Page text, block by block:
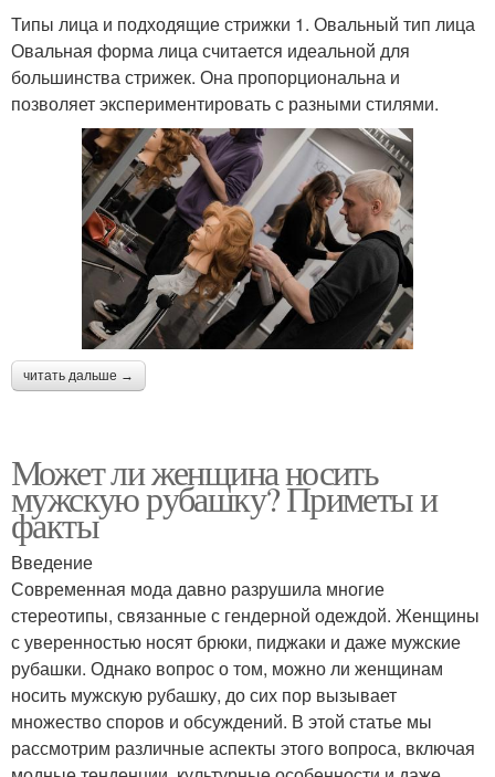
Типы лица и подходящие стрижки 1. Овальный тип лица
Овальная форма лица считается идеальной для
большинства стрижек. Она пропорциональна и
позволяет экспериментировать с разными стилями.
читать дальше →
Может ли женщина носить
мужскую рубашку? Приметы и
факты
Введение
Современная мода давно разрушила многие
стереотипы, связанные с гендерной одеждой. Женщины
с уверенностью носят брюки, пиджаки и даже мужские
рубашки. Однако вопрос о том, можно ли женщинам
носить мужскую рубашку, до сих пор вызывает
множество споров и обсуждений. В этой статье мы
рассмотрим различные аспекты этого вопроса, включая